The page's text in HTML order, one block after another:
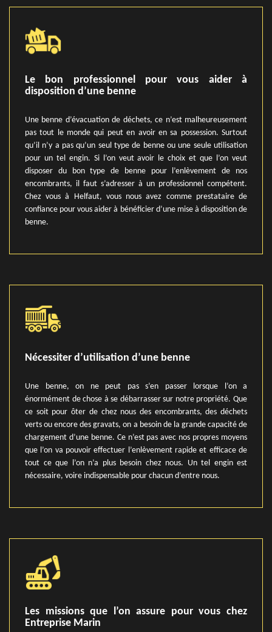
Le bon professionnel pour vous aider à
disposition d’une benne
Une benne d’évacuation de déchets, ce n’est malheureusement
pas tout le monde qui peut en avoir en sa possession. Surtout
qu’il n’y a pas qu’un seul type de benne ou une seule utilisation
pour un tel engin. Si l’on veut avoir le choix et que l’on veut
disposer du bon type de benne pour l’enlèvement de nos
encombrants, il faut s’adresser à un professionnel compétent.
Chez vous à Helfaut, vous nous avez comme prestataire de
confiance pour vous aider à bénéficier d’une mise à disposition de
benne.
Nécessiter d’utilisation d’une benne
Une benne, on ne peut pas s’en passer lorsque l’on a
énormément de chose à se débarrasser sur notre propriété. Que
ce soit pour ôter de chez nous des encombrants, des déchets
verts ou encore des gravats, on a besoin de la grande capacité de
chargement d’une benne. Ce n’est pas avec nos propres moyens
que l’on va pouvoir effectuer l’enlèvement rapide et efficace de
tout ce que l’on n’a plus besoin chez nous. Un tel engin est
nécessaire, voire indispensable pour chacun d’entre nous.
Les missions que l’on assure pour vous chez
Entreprise Marin